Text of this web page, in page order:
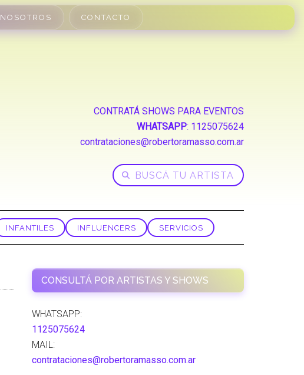
NOSOTROS CONTACTO
CONTRATÁ SHOWS PARA EVENTOS
WHATSAPP: 1125075624
contrataciones@robertoramasso.com.ar
INFANTILES INFLUENCERS SERVICIOS
CONSULTÁ POR ARTISTAS Y SHOWS
WHATSAPP:
1125075624
MAIL:
contrataciones@robertoramasso.com.ar